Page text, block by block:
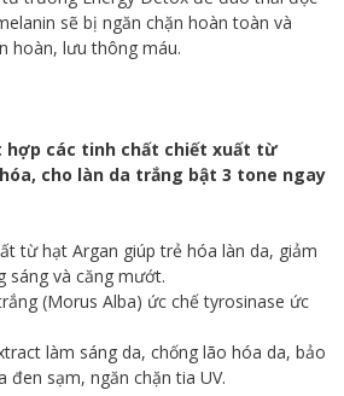
sẽ bị ngăn chặn hoàn toàn và
hoàn, lưu thông máu.
hợp các tinh chất chiết xuất từ
cho làn da trắng bật 3 tone ngay
từ hạt Argan giúp trẻ hóa làn da, giảm
sáng và căng mướt.
(Morus Alba) ức chế tyrosinase ức
làm sáng da, chống lão hóa da, bảo
đen sạm, ngăn chặn tia UV.